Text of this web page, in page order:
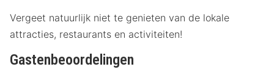
Vergeet natuurlijk niet te genieten van de lokale
attracties, restaurants en activiteiten!
Gastenbeoordelingen